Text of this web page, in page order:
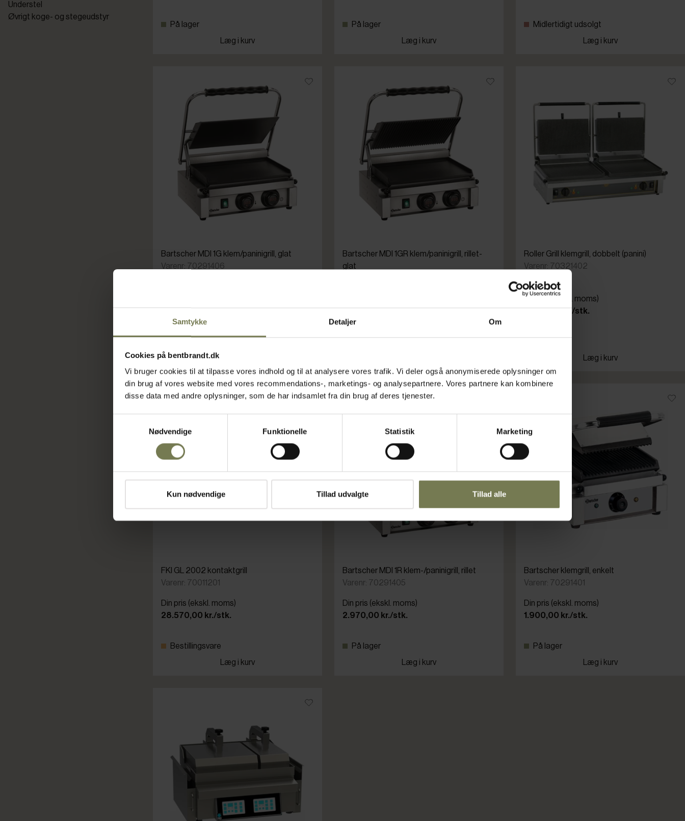
Samtykke Detaljer Om
Cookies på bentbrandt.dk
Vi bruger cookies til at tilpasse vores indhold og til at analysere vores trafik. Vi deler også anonymiserede oplysninger om
din brug af vores website med vores recommendations-, marketings- og analysepartnere. Vores partnere kan kombinere
disse data med andre oplysninger, som de har indsamlet fra din brug af deres tjenester.
Nødvendige
Funktionelle Statistik Marketing
Kun nødvendige Tillad udvalgte Tillad alle
Understel
Øvrigt koge- og stegeudstyr
På lager
Læg i kurv
På lager
Læg i kurv
Midlertidigt udsolgt
Læg i kurv
Bartscher MDI 1G klem/paninigrill, glat
Varenr: 70291406
2.395,00 kr./stk.
Bartscher MDI 1GR klem/paninigrill, rillet-
glat
2.395,00 kr./stk.
Roller Grill klemgrill, dobbelt (panini)
Varenr: 70321402
Din pris (ekskl. moms)
9.950,00 kr./stk.
Læg i kurv
FKI GL 2002 kontaktgrill
Varenr: 70011201
Din pris (ekskl. moms)
28.570,00 kr./stk.
Bestillingsvare
Læg i kurv
Bartscher MDI 1R klem-/paninigrill, rillet
Varenr: 70291405
Din pris (ekskl. moms)
2.970,00 kr./stk.
På lager
Læg i kurv
Bartscher klemgrill, enkelt
Varenr: 70291401
Din pris (ekskl. moms)
1.900,00 kr./stk.
På lager
Læg i kurv